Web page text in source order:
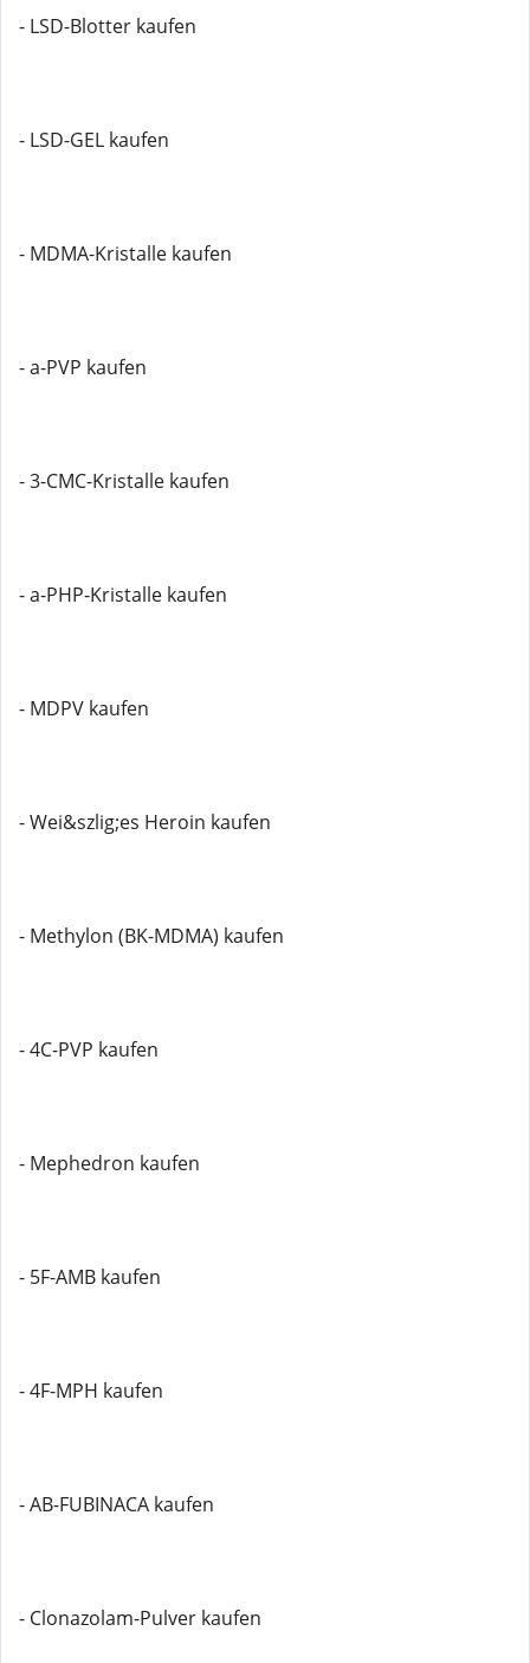
- LSD-Blotter kaufen
- LSD-GEL kaufen
- MDMA-Kristalle kaufen
- a-PVP kaufen
- 3-CMC-Kristalle kaufen
- a-PHP-Kristalle kaufen
- MDPV kaufen
- Wei&szlig;es Heroin kaufen
- Methylon (BK-MDMA) kaufen
- 4C-PVP kaufen
- Mephedron kaufen
- 5F-AMB kaufen
- 4F-MPH kaufen
- AB-FUBINACA kaufen
- Clonazolam-Pulver kaufen